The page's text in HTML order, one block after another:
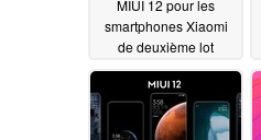
MIUI 12 pour les
smartphones Xiaomi
de deuxième lot
comme le Mi 9 SE et le
Redmi Note 8 Pro
devrait être terminé
d'ici la fin septembre